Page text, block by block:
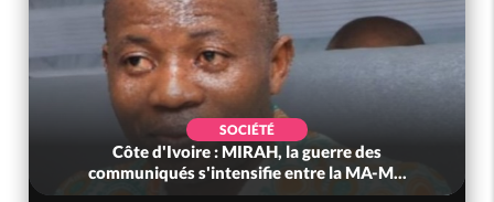
POLITIQUE
Côte d'Ivoire : Après le pari réussi du 66e
anniversaire, Adama Bictogo : «...